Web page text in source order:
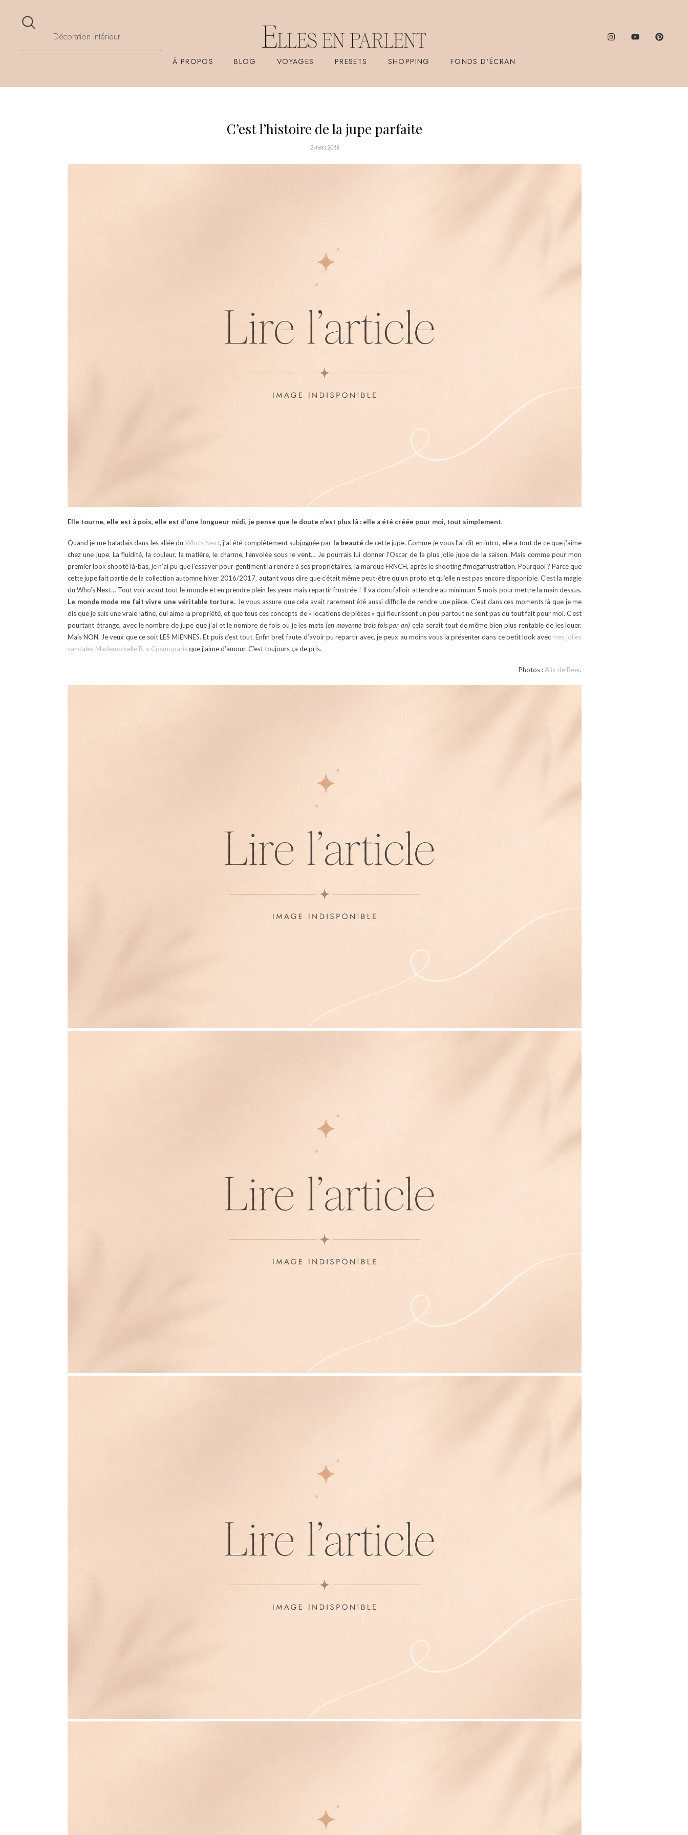
À PROPOS BLOG VOYAGES PRESETS SHOPPING FONDS D’ÉCRAN
C’est l’histoire de la jupe parfaite
2 mars 2016
Elle tourne, elle est à pois, elle est d’une longueur midi, je pense que le doute n’est plus là : elle a été créée pour moi, tout simplement.
Quand je me baladais dans les allée du Who’s Next, j’ai été complètement subjuguée par la beauté de cette jupe. Comme je vous l’ai dit en intro, elle a tout de ce que j’aime
chez une jupe. La fluidité, la couleur, la matière, le charme, l’envolée sous le vent… Je pourrais lui donner l’Oscar de la plus jolie jupe de la saison. Mais comme pour mon
premier look shooté là-bas, je n’ai pu que l’essayer pour gentiment la rendre à ses propriétaires, la marque FRNCH, après le shooting #megafrustration. Pourquoi ? Parce que
cette jupe fait partie de la collection automne hiver 2016/2017, autant vous dire que c’était même peut-être qu’un proto et qu’elle n’est pas encore disponible. C’est la magie
du Who’s Next… Tout voir avant tout le monde et en prendre plein les yeux mais repartir frustrée ! Il va donc falloir attendre au minimum 5 mois pour mettre la main dessus.
Le monde mode me fait vivre une véritable torture. Je vous assure que cela avait rarement été aussi difficile de rendre une pièce. C’est dans ces moments là que je me
dis que je suis une vraie latine, qui aime la propriété, et que tous ces concepts de « locations de pièces » qui fleurissent un peu partout ne sont pas du tout fait pour moi. C’est
pourtant étrange, avec le nombre de jupe que j’ai et le nombre de fois où je les mets(en moyenne trois fois par an) cela serait tout de même bien plus rentable de les louer.
Mais NON. Je veux que ce soit LES MIENNES. Et puis c’est tout. Enfin bref, faute d’avoir pu repartir avec, je peux au moins vous la présenter dans ce petit look avec mes jolies
sandales Mademoiselle R. x Cosmoparisque j’aime d’amour. C’est toujours ça de pris.
Photos :Alix de Beer.